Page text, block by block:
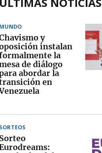
MUNDO
y
instalan
la
de diálogo
abordar la
en
SORTEOS
Sorteo